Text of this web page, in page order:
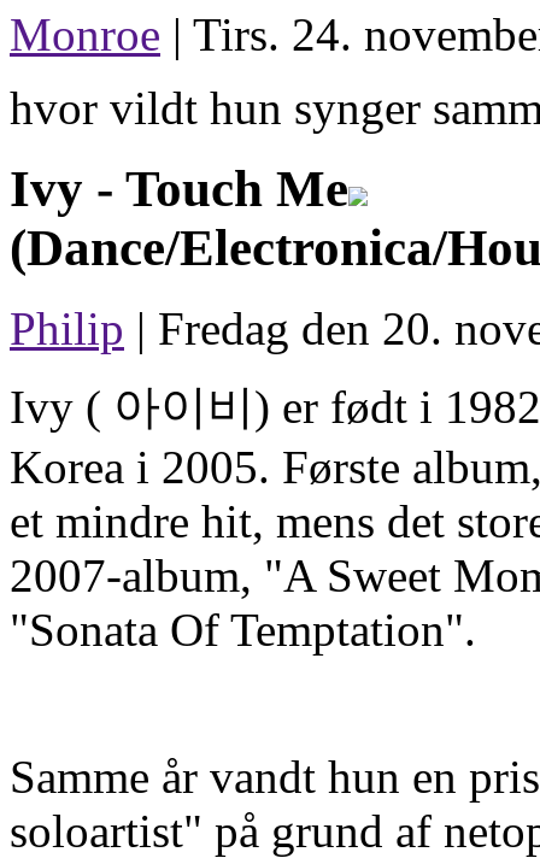
Monroe | Tirs. 24.
hvor vildt hun synger
Ivy - Touch Me
(Dance/Electronica/
Philip | Fredag den 20.
Ivy ( 아이비) er født i
Korea i 2005. Første
et mindre hit, mens det
2007-album, "A Sweet
"Sonata Of Temptation".
Samme år vandt hun en
soloartist" på grund af